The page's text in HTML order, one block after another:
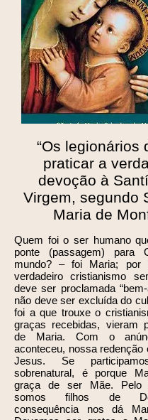
“Os legionários
praticar a
devoção à
Virgem, segundo
Maria de
Quem foi o ser humano
ponte (passagem) para
mundo? – foi Maria; por
verdadeiro cristianismo
deve ser proclamada
não deve ser excluída do
foi a que trouxe o
graças recebidas, vieram
de Maria. Com o
aconteceu, nossa redenção
Jesus. Se
sobrenatural, é porque
graça de ser Mãe. Pelo
somos filhos de
consequência nos dá